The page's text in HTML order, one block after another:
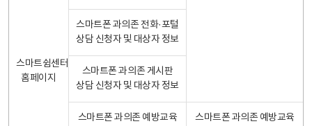
스마트쉼센터
홈페이지
스마트폰 과의존 전화·포털
상담 신청자 및 대상자 정보
스마트폰 과의존 게시판
상담 신청자 및 대상자 정보
스마트폰 과의존 예방교육
스마트폰 과의존 예방교육